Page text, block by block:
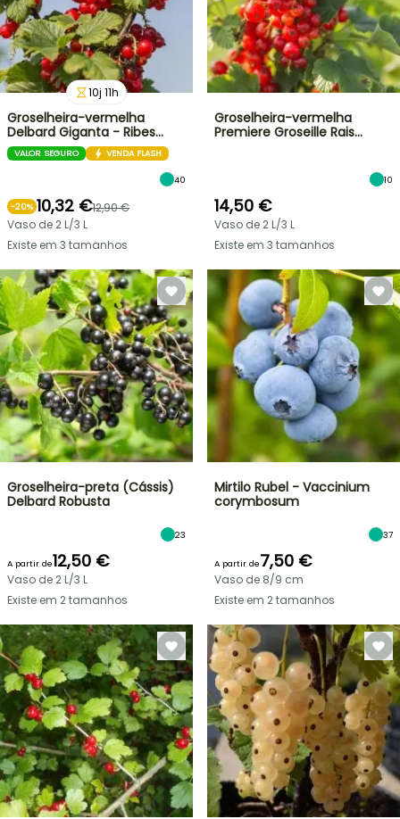
10j 11h
Groselheira-vermelha
Delbard Giganta - Ribes…
VALOR SEGURO VENDA FLASH
40
-20% 10,32 €12,90 €
Vaso de 2 L/3 L
Existe em 3 tamanhos
Groselheira-vermelha
Premiere Groseille Rais…
10
14,50 €
Vaso de 2 L/3 L
Existe em 3 tamanhos
Groselheira-preta (Cássis)
Delbard Robusta
23
A partir de12,50 €
Vaso de 2 L/3 L
Existe em 2 tamanhos
Mirtilo Rubel - Vaccinium
corymbosum
37
A partir de7,50 €
Vaso de 8/9 cm
Existe em 2 tamanhos